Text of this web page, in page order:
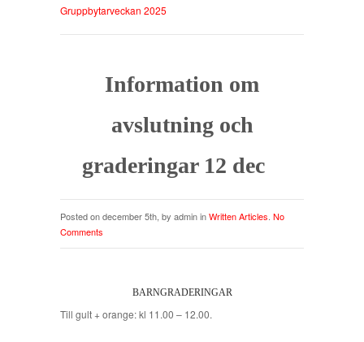
Gruppbytarveckan 2025
Information om
avslutning och
graderingar 12 dec
Posted on december 5th, by admin inWritten Articles No
Comments
BARNGRADERINGAR
Till gult + orange: kl 11.00 – 12.00.